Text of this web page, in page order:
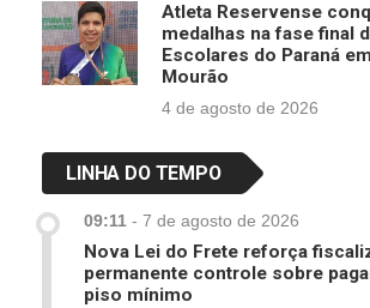
Atleta Reservense
medalhas na fase final
Escolares do Paraná
Mourão
4 de agosto de 2026
LINHA DO TEMPO
09:11 - 7 de agosto de 2026
Nova Lei do Frete reforça
permanente controle sobre
piso mínimo